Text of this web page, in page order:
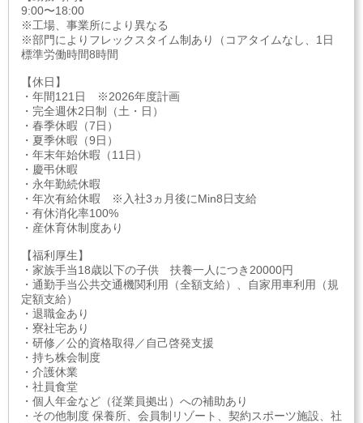
9:00〜18:00
※工場、事業所により異なる
※部門によりフレックスタイム制あり（コアタイムなし、1日
標準労働時間8時間
【休日】
・年間121日 ※2026年度計画
・完全週休2日制（土・日）
・春季休暇（7日）
・夏季休暇（9日）
・年末年始休暇（11日）
・慶弔休暇
・永年勤続休暇
・年次有給休暇 ※入社3ヵ月後にMin8日支給
・有休消化率100%
・産休育休制度あり
【福利厚生】
・家族手当18歳以下の子供 扶養一人につき20000円
・通勤手当公共交通機関利用（全額支給）、自家用車利用（規
定額支給）
・退職金あり
・寮社宅あり
・研修／公的資格取得／自己啓発支援
・持ち株会制度
・介護休業
・社員食堂
・個人年金など（従業員拠出）への補助あり
・その他制度 保養所、会員制リゾート、契約スポーツ施設、社